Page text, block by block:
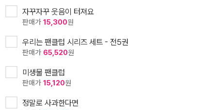
자꾸자꾸 웃음이 터져요
판매가 15,300원
우리는 팬클럽 시리즈 세트 - 전5권
판매가 65,520원
미생물 팬클럽
판매가 15,120원
정말로 사과한다면